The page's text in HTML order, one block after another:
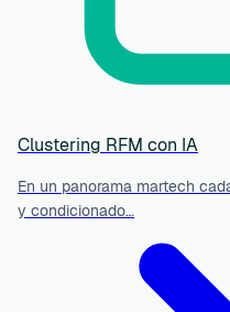
Clustering RFM con IA
En un panorama martech
y condicionado…